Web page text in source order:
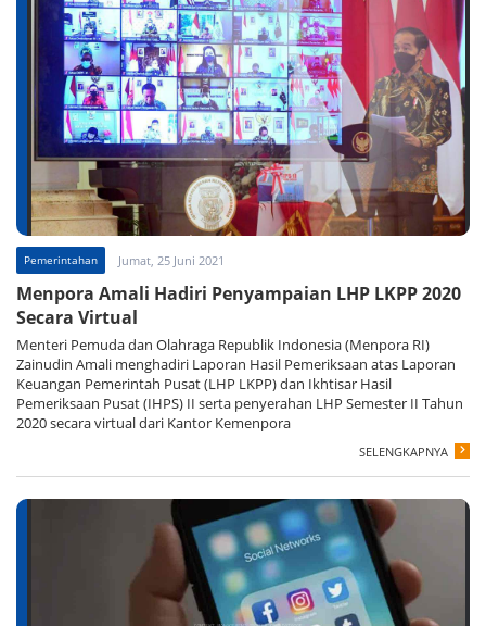
Pemerintahan Jumat, 25 Juni 2021
Menpora Amali Hadiri Penyampaian LHP LKPP 2020
Secara Virtual
Menteri Pemuda dan Olahraga Republik Indonesia (Menpora RI)
Zainudin Amali menghadiri Laporan Hasil Pemeriksaan atas Laporan
Keuangan Pemerintah Pusat (LHP LKPP) dan Ikhtisar Hasil
Pemeriksaan Pusat (IHPS) II serta penyerahan LHP Semester II Tahun
2020 secara virtual dari Kantor Kemenpora
SELENGKAPNYA